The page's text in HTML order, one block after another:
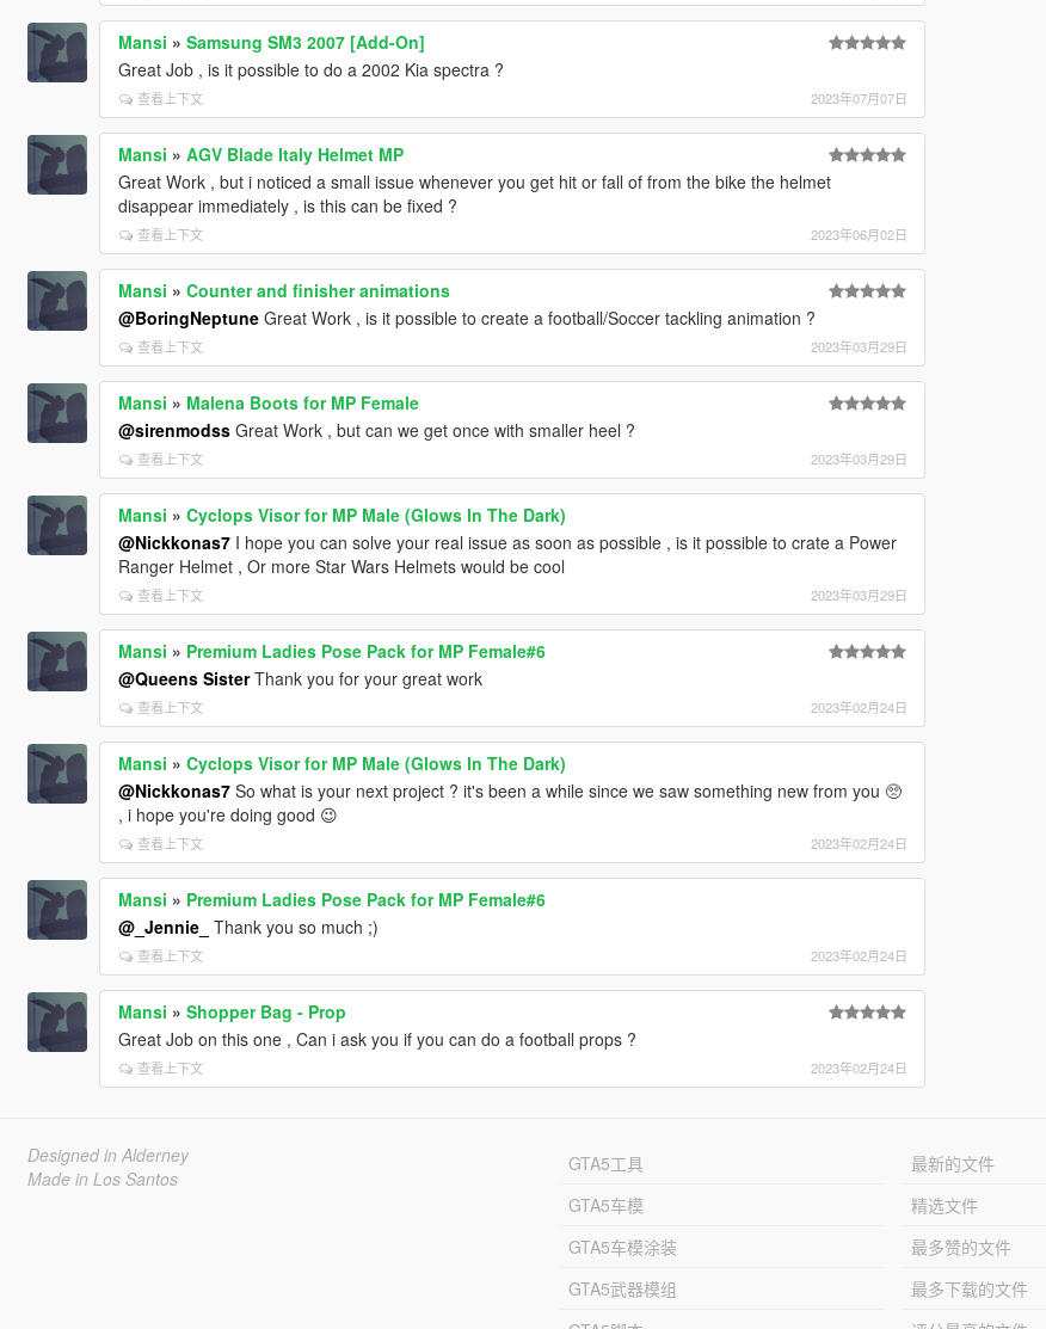
Mansi » Samsung SM3 2007 [Add-On]
Great Job , is it possible to do a 2002 Kia spectra ?
查看上下文 2023年07月07日
Mansi » AGV Blade Italy Helmet MP
Great Work , but i noticed a small issue whenever you get hit or fall of from the bike the helmet
disappear immediately , is this can be fixed ?
查看上下文 2023年06月02日
Mansi » Counter and finisher animations
@BoringNeptuneGreat Work , is it possible to create a football/Soccer tackling animation ?
查看上下文 2023年03月29日
Mansi » Malena Boots for MP Female
@sirenmodssGreat Work , but can we get once with smaller heel ?
查看上下文 2023年03月29日
Mansi » Cyclops Visor for MP Male (Glows In The Dark)
@Nickkonas7I hope you can solve your real issue as soon as possible , is it possible to crate a Power
Ranger Helmet , Or more Star Wars Helmets would be cool
查看上下文 2023年03月29日
Mansi » Premium Ladies Pose Pack for MP Female#6
@Queens SisterThank you for your great work
查看上下文 2023年02月24日
Mansi » Cyclops Visor for MP Male (Glows In The Dark)
@Nickkonas7So what is your next project ? it's been a while since we saw something new from you 🥺
, i hope you're doing good 😉
查看上下文 2023年02月24日
Mansi » Premium Ladies Pose Pack for MP Female#6
@_Jennie_ Thank you so much ;)
查看上下文 2023年02月24日
Mansi » Shopper Bag - Prop
Great Job on this one , Can i ask you if you can do a football props ?
查看上下文 2023年02月24日
Designed in Alderney
Made in Los Santos
GTA5工具
GTA5车模
GTA5车模涂装
GTA5武器模组
最新的文件
精选文件
最多赞的文件
最多下载的文件